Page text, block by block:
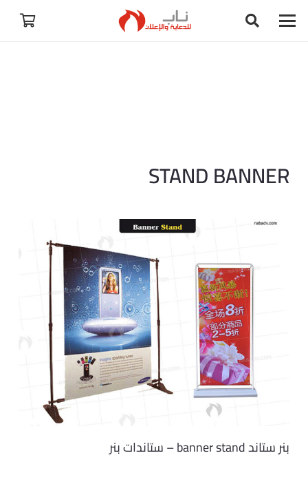
STAND BANNER
بنر ستاند banner stand – ستاندات بنر